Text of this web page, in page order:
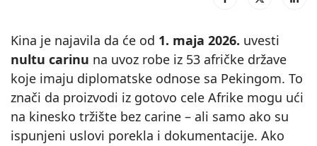
Kina je najavila da će od 1. maja 2026. uvesti
nultu carinu na uvoz robe iz 53 afričke države
koje imaju diplomatske odnose sa Pekingom. To
znači da proizvodi iz gotovo cele Afrike mogu ući
na kinesko tržište bez carine – ali samo ako su
ispunjeni uslovi porekla i dokumentacije. Ako